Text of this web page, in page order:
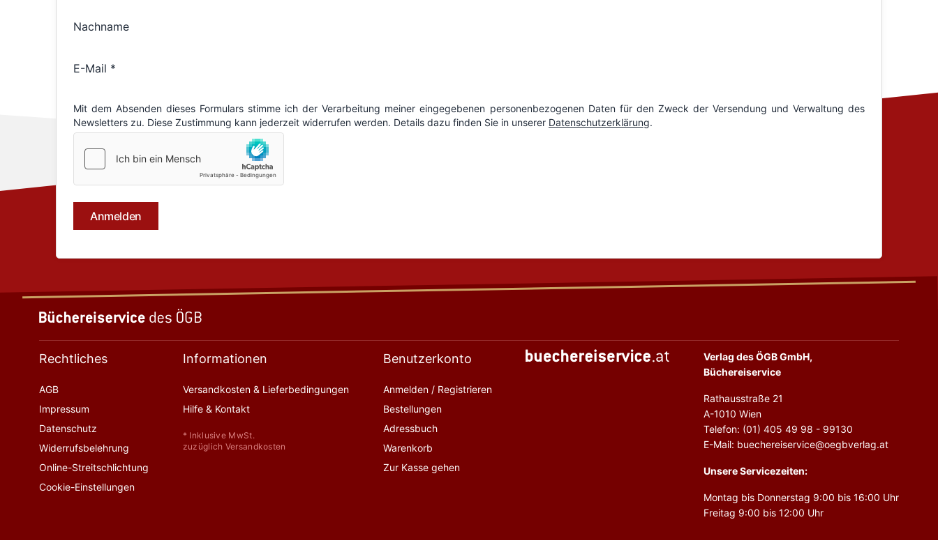
Rechtliches
AGB
Impressum
Datenschutz
Widerrufsbelehrung
Online-Streitschlichtung
Cookie-Einstellungen
Informationen
Versandkosten & Lieferbedingungen
Hilfe & Kontakt
* Inklusive MwSt.
zuzüglich Versandkosten
Benutzerkonto
Anmelden / Registrieren
Bestellungen
Adressbuch
Warenkorb
Zur Kasse gehen
Verlag des ÖGB GmbH,
Büchereiservice
Rathausstraße 21
A-1010 Wien
Telefon: (01) 405 49 98 - 99130
E-Mail: buechereiservice@oegbverlag.at
Unsere Servicezeiten:
Montag bis Donnerstag 9:00 bis 16:00 Uhr
Freitag 9:00 bis 12:00 Uhr